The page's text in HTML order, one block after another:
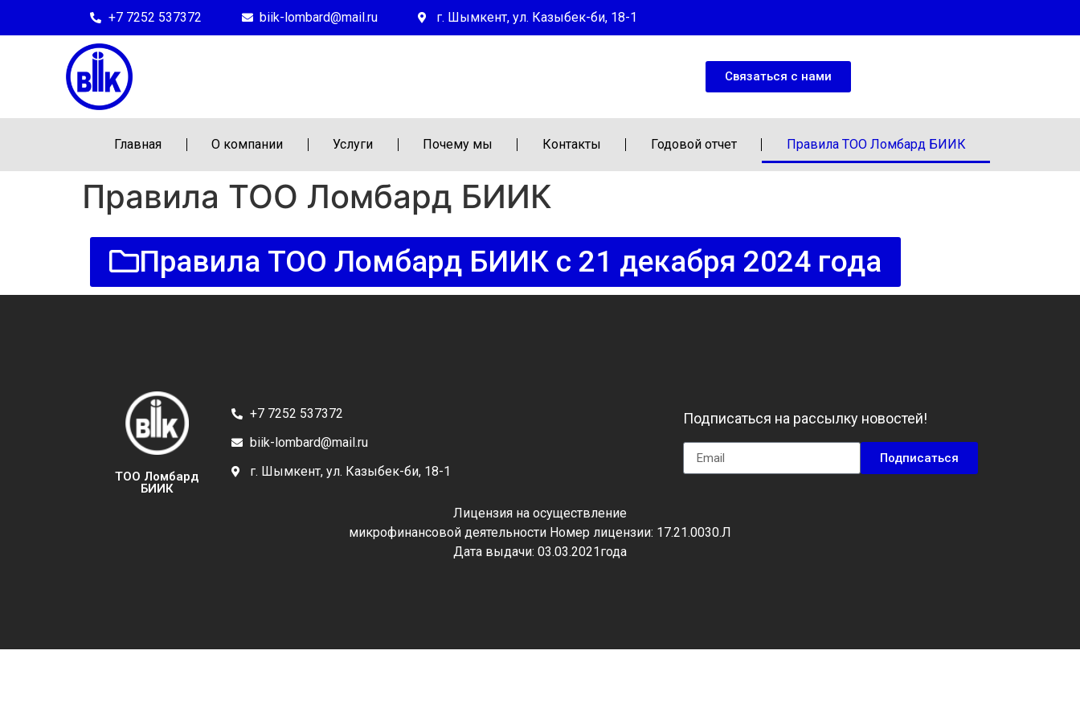
+7 7252 537372 biik-lombard@mail.ru г. Шымкент, ул. Казыбек-би, 18-1
Связаться с нами
Главная О компании Услуги Почему мы Контакты Годовой отчет Правила ТОО Ломбард БИИК
Правила ТОО Ломбард БИИК
Правила ТОО Ломбард БИИК с 21 декабря 2024 года
ТОО Ломбард
БИИК
+7 7252 537372
biik-lombard@mail.ru
г. Шымкент, ул. Казыбек-би, 18-1
Подписаться на рассылку новостей!
Подписаться
Лицензия на осуществление
микрофинансовой деятельности Номер лицензии: 17.21.0030.Л
Дата выдачи: 03.03.2021года